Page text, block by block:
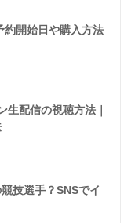
約開始日や購入方法
配信の視聴方法｜
技選手？SNSでイ